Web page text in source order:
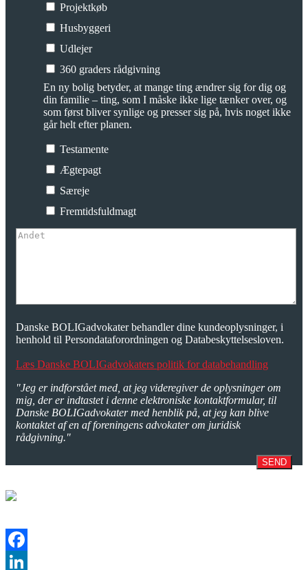
Projektkøb
Husbyggeri
Udlejer
360 graders rådgivning
En ny bolig betyder, at mange ting ændrer sig for dig og
din familie – ting, som I måske ikke lige tænker over, og
som først bliver synlige og presser sig på, hvis noget ikke
går helt efter planen.
Testamente
Ægtepagt
Særeje
Fremtidsfuldmagt
Danske BOLIGadvokater behandler dine kundeoplysninger, i
henhold til Persondataforordningen og Databeskyttelsesloven.
Læs Danske BOLIGadvokaters politik for databehandling
"Jeg er indforstået med, at jeg videregiver de oplysninger om
mig, der er indtastet i denne elektroniske kontaktformular, til
Danske BOLIGadvokater med henblik på, at jeg kan blive
kontaktet af en af foreningens advokater om juridisk
rådgivning."
SEND
Facebook